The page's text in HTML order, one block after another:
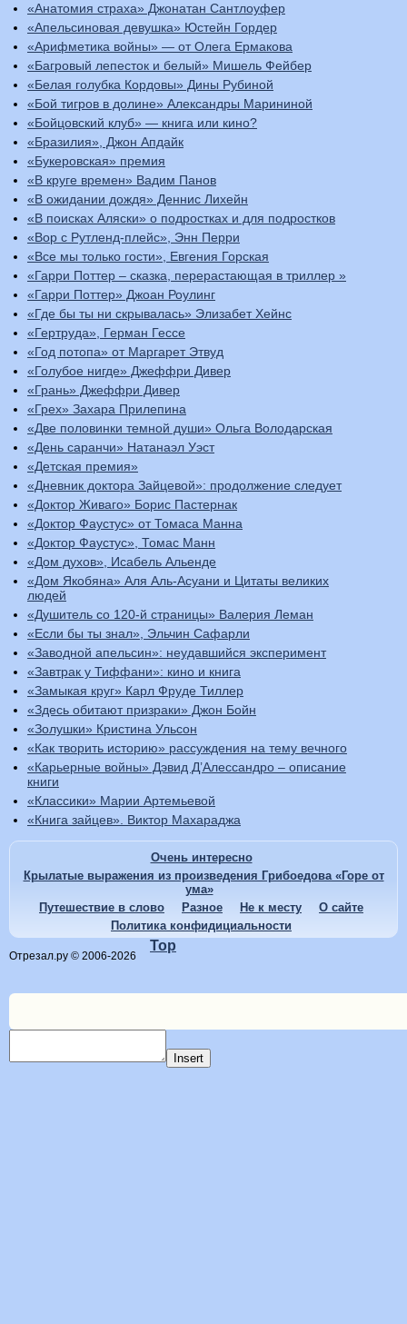
«Анатомия страха» Джонатан Сантлоуфер
«Апельсиновая девушка» Юстейн Гордер
«Арифметика войны» — от Олега Ермакова
«Багровый лепесток и белый» Мишель Фейбер
«Белая голубка Кордовы» Дины Рубиной
«Бой тигров в долине» Александры Марининой
«Бойцовский клуб» — книга или кино?
«Бразилия», Джон Апдайк
«Букеровская» премия
«В круге времен» Вадим Панов
«В ожидании дождя» Деннис Лихейн
«В поисках Аляски» о подростках и для подростков
«Вор с Рутленд-плейс», Энн Перри
«Все мы только гости», Евгения Горская
«Гарри Поттер – сказка, перерастающая в триллер »
«Гарри Поттер» Джоан Роулинг
«Где бы ты ни скрывалась» Элизабет Хейнс
«Гертруда», Герман Гессе
«Год потопа» от Маргарет Этвуд
«Голубое нигде» Джеффри Дивер
«Грань» Джеффри Дивер
«Грех» Захара Прилепина
«Две половинки темной души» Ольга Володарская
«День саранчи» Натанаэл Уэст
«Детская премия»
«Дневник доктора Зайцевой»: продолжение следует
«Доктор Живаго» Борис Пастернак
«Доктор Фаустус» от Томаса Манна
«Доктор Фаустус», Томас Манн
«Дом духов», Исабель Альенде
«Дом Якобяна» Аля Аль-Асуани и Цитаты великих
людей
«Душитель со 120-й страницы» Валерия Леман
«Если бы ты знал», Эльчин Сафарли
«Заводной апельсин»: неудавшийся эксперимент
«Завтрак у Тиффани»: кино и книга
«Замыкая круг» Карл Фруде Тиллер
«Здесь обитают призраки» Джон Бойн
«Золушки» Кристина Ульсон
«Как творить историю» рассуждения на тему вечного
«Карьерные войны» Дэвид Д’Алессандро – описание
книги
«Классики» Марии Артемьевой
«Книга зайцев». Виктор Махараджа
Очень интересно
Крылатые выражения из произведения Грибоедова «Горе от
ума»
Путешествие в слово
Разное Не к месту
О сайте
Политика конфидициальности
Отрезал.ру © 2006-2026
Top
Insert